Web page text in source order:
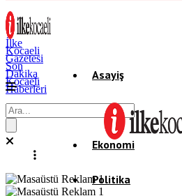
İlke
Kocaeli
Gazetesi
Son
Dakika
Kocaeli
Haberleri
Asayiş
Gündem
Ekonomi
Politika